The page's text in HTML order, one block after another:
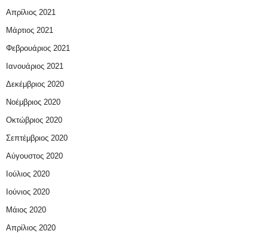
Απρίλιος 2021
Μάρτιος 2021
Φεβρουάριος 2021
Ιανουάριος 2021
Δεκέμβριος 2020
Νοέμβριος 2020
Οκτώβριος 2020
Σεπτέμβριος 2020
Αύγουστος 2020
Ιούλιος 2020
Ιούνιος 2020
Μάιος 2020
Απρίλιος 2020